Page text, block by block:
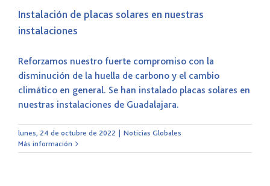
Instalación de placas solares en nuestras
instalaciones
Reforzamos nuestro fuerte compromiso con la
disminución de la huella de carbono y el cambio
climático en general. Se han instalado placas solares en
nuestras instalaciones de Guadalajara.
lunes, 24 de octubre de 2022
Noticias Globales
Más información